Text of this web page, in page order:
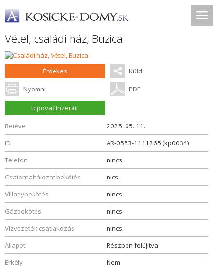
Vétel, családi ház, Buzica
Érdekes Küld
Nyomni PDF
topovať inzerát
Betéve
2025. 05. 11.
ID
AR-0553-1111265 (kp0034)
Telefon
nincs
Csatornahálozat bekötés
nics
Villanybekötés
nincs
Gázbekötés
nincs
Vízvezeték csatlakozás
nincs
Állapot
Részben felújítva
Erkély
Nem